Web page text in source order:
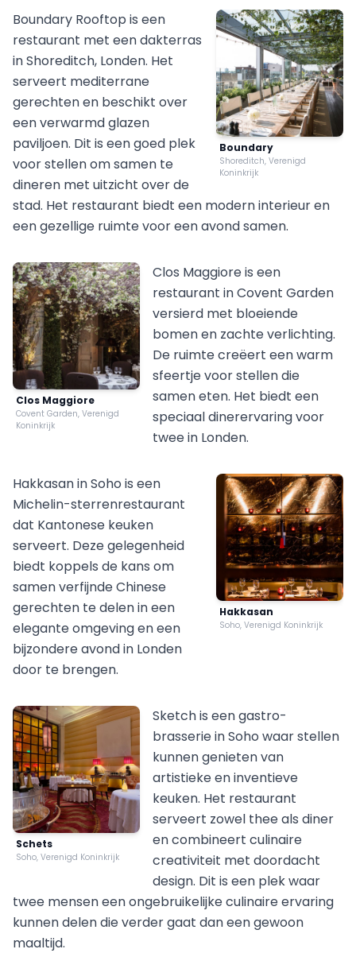
Boundary
Shoreditch, Verenigd
Koninkrijk
Boundary Rooftop is een
restaurant met een dakterras
in Shoreditch, Londen. Het
serveert mediterrane
gerechten en beschikt over
een verwarmd glazen
paviljoen. Dit is een goed plek
voor stellen om samen te
dineren met uitzicht over de
stad. Het restaurant biedt een modern interieur en
een gezellige ruimte voor een avond samen.
Clos Maggiore
Covent Garden, Verenigd
Koninkrijk
Clos Maggiore is een
restaurant in Covent Garden
versierd met bloeiende
bomen en zachte verlichting.
De ruimte creëert een warm
sfeertje voor stellen die
samen eten. Het biedt een
speciaal dinerervaring voor
twee in Londen.
Hakkasan
Soho, Verenigd Koninkrijk
Hakkasan in Soho is een
Michelin-sterrenrestaurant
dat Kantonese keuken
serveert. Deze gelegenheid
biedt koppels de kans om
samen verfijnde Chinese
gerechten te delen in een
elegante omgeving en een
bijzondere avond in Londen
door te brengen.
Schets
Soho, Verenigd Koninkrijk
Sketch is een gastro-
brasserie in Soho waar stellen
kunnen genieten van
artistieke en inventieve
keuken. Het restaurant
serveert zowel thee als diner
en combineert culinaire
creativiteit met doordacht
design. Dit is een plek waar
twee mensen een ongebruikelijke culinaire ervaring
kunnen delen die verder gaat dan een gewoon
maaltijd.